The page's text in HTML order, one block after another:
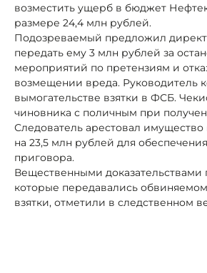
возместить ущерб в бюджет
размере 24,4 млн рублей.
Подозреваемый предложил
передать ему 3 млн рублей за
мероприятий по претензиям и
возмещении вреда. Руководитель
вымогательстве взятки в ФСБ.
чиновника с поличным при
Следователь арестовал
на 23,5 млн рублей для
приговора.
Вещественными доказательствами
которые передавались
взятки, отметили в следственном